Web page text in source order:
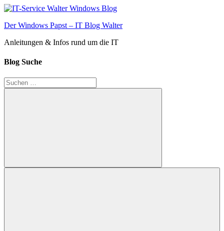
Zum
springen
Der Windows Papst – IT Blog Walter
Anleitungen & Infos rund um die IT
Blog Suche
Suchen
nach:
Suchen